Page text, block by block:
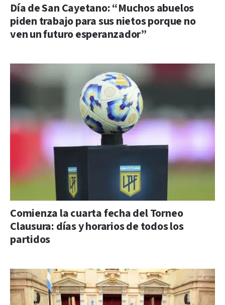
Día de San Cayetano: “Muchos abuelos
piden trabajo para sus nietos porque no
ven un futuro esperanzador”
Comienza la cuarta fecha del Torneo
Clausura: días y horarios de todos los
partidos